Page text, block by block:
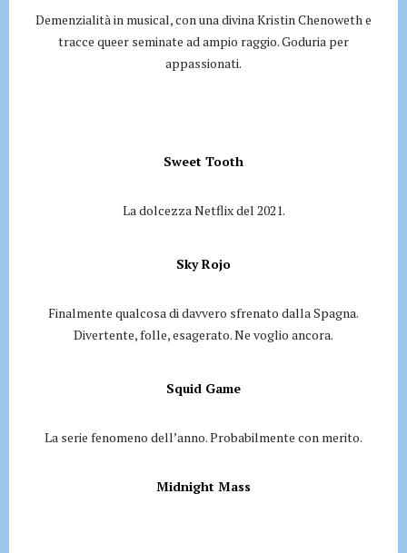
Demenzialità in musical, con una divina Kristin Chenoweth e
tracce queer seminate ad ampio raggio. Goduria per
appassionati.
Sweet Tooth
La dolcezza Netflix del 2021.
Sky Rojo
Finalmente qualcosa di davvero sfrenato dalla Spagna.
Divertente, folle, esagerato. Ne voglio ancora.
Squid Game
La serie fenomeno dell’anno. Probabilmente con merito.
Midnight Mass